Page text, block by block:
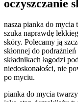
oczyszczanie
nasza pianka do
szuka naprawdę
skóry. Polecamy ją
skłonnej do
składnikach łagodzi
niedoskonałości, nie
po myciu.
pianka do mycia